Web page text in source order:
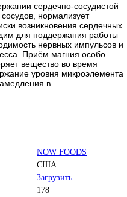
сердечно-сосудистой
нормализует
возникновения сердечных
для поддержания работы
нервных импульсов и
Приём магния особо
вещество во время
уровня микроэлемента
в
NOW FOODS
США
Загрузить
178